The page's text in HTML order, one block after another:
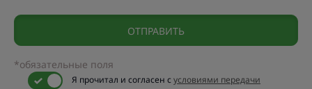
*обязательные поля
Я прочитал и согласен сусловиями передачи